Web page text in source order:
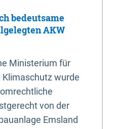
bedeutsame
AKW
Ministerium für
Klimaschutz wurde
von der
Emsland